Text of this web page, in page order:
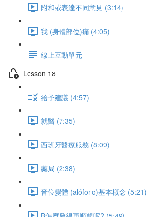
附和或表達不同意見 (3:14)
我 (身體部位)痛 (4:05)
線上互動單元
Lesson 18
給予建議 (4:57)
就醫 (7:35)
西班牙醫療服務 (8:09)
藥局 (2:38)
音位變體 (alófono)基本概念 (5:21)